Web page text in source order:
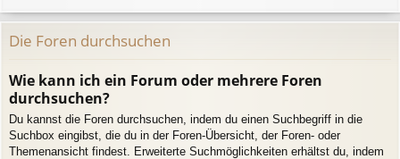
Die Foren durchsuchen
Wie kann ich ein Forum oder mehrere Foren
durchsuchen?
Du kannst die Foren durchsuchen, indem du einen Suchbegriff in die
Suchbox eingibst, die du in der Foren-Übersicht, der Foren- oder
Themenansicht findest. Erweiterte Suchmöglichkeiten erhältst du, indem